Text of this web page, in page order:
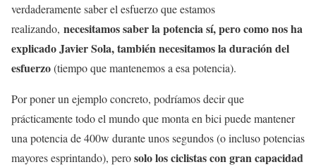
verdaderamente saber el esfuerzo que estamos
realizando, necesitamos saber la potencia sí, pero como nos ha
explicado Javier Sola, también necesitamos la duración del
esfuerzo(tiempo que mantenemos a esa potencia).
Por poner un ejemplo concreto, podríamos decir que
prácticamente todo el mundo que monta en bici puede mantener
una potencia de 400w durante unos segundos (o incluso potencias
mayores esprintando), perosolo los ciclistas con gran capacidad